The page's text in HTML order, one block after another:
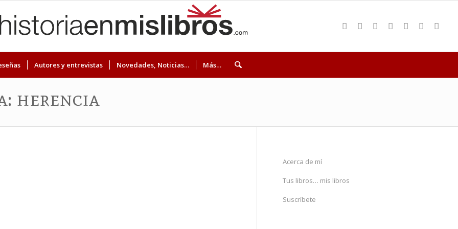
Autores y entrevistas Novedades, Noticias… Más…
herencia
Acerca de mí
Tus libros… mis libros
Suscríbete